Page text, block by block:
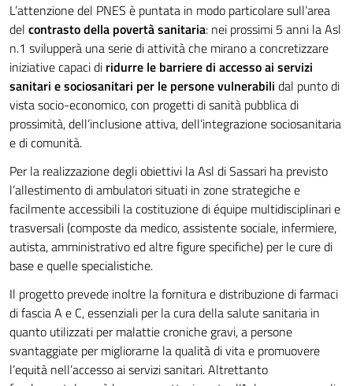
L’attenzione del PNES è puntata in modo particolare sull’area
del contrasto della povertà sanitaria: nei prossimi 5 anni la Asl
n.1 svilupperà una serie di attività che mirano a concretizzare
iniziative capaci di ridurre le barriere di accesso ai servizi
sanitari e sociosanitari per le persone vulnerabili dal punto di
vista socio-economico, con progetti di sanità pubblica di
prossimità, dell’inclusione attiva, dell’integrazione sociosanitaria
e di comunità.
Per la realizzazione degli obiettivi la Asl di Sassari ha previsto
l’allestimento di ambulatori situati in zone strategiche e
facilmente accessibili la costituzione di équipe multidisciplinari e
trasversali (composte da medico, assistente sociale, infermiere,
autista, amministrativo ed altre figure specifiche) per le cure di
base e quelle specialistiche.
Il progetto prevede inoltre la fornitura e distribuzione di farmaci
di fascia A e C, essenziali per la cura della salute sanitaria in
quanto utilizzati per malattie croniche gravi, a persone
svantaggiate per migliorarne la qualità di vita e promuovere
l’equità nell’accesso ai servizi sanitari. Altrettanto